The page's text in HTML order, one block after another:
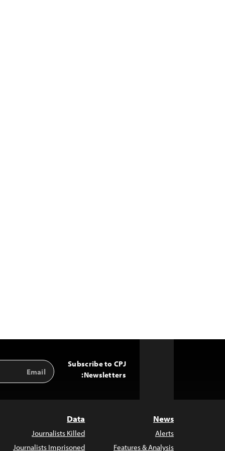
Subscribe to CPJ
Newsletters:
Email
Address
News
Alerts
Features & Analysis
Data
Journalists Killed
Journalists Imprisoned